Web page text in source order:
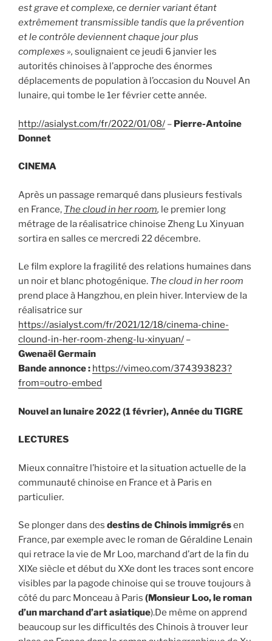
est grave et complexe, ce dernier variant étant
extrêmement transmissible tandis que la prévention
et le contrôle deviennent chaque jour plus
complexes », soulignaient ce jeudi 6 janvier les
autorités chinoises à l’approche des énormes
déplacements de population à l’occasion du Nouvel An
lunaire, qui tombe le 1er février cette année.
http://asialyst.com/fr/2022/01/08/ – Pierre-Antoine
Donnet
CINEMA
Après un passage remarqué dans plusieurs festivals
en France, The cloud in her room, le premier long
métrage de la réalisatrice chinoise Zheng Lu Xinyuan
sortira en salles ce mercredi 22 décembre.
Le film explore la fragilité des relations humaines dans
un noir et blanc photogénique. The cloud in her room
prend place à Hangzhou, en plein hiver. Interview de la
réalisatrice sur
https://asialyst.com/fr/2021/12/18/cinema-chine-
clound-in-her-room-zheng-lu-xinyuan/ –
Gwenaël Germain
Bande annonce : https://vimeo.com/374393823?
from=outro-embed
Nouvel an lunaire 2022 (1 février), Année du TIGRE
LECTURES
Mieux connaître l’histoire et la situation actuelle de la
communauté chinoise en France et à Paris en
particulier.
Se plonger dans des destins de Chinois immigrésen
France, par exemple avec le roman de Géraldine Lenain
qui retrace la vie de Mr Loo, marchand d’art de la fin du
XIXe siècle et début du XXe dont les traces sont encore
visibles par la pagode chinoise qui se trouve toujours à
côté du parc Monceau à Paris (Monsieur Loo, le roman
d’un marchand d’art asiatique).De même on apprend
beaucoup sur les difficultés des Chinois à trouver leur